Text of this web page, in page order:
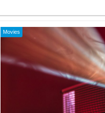
Movies